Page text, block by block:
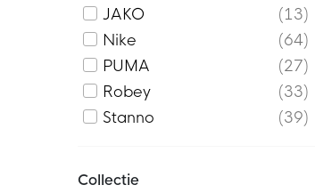
JAKO
13
Nike
64
PUMA
27
Robey
33
Stanno
39
Collectie